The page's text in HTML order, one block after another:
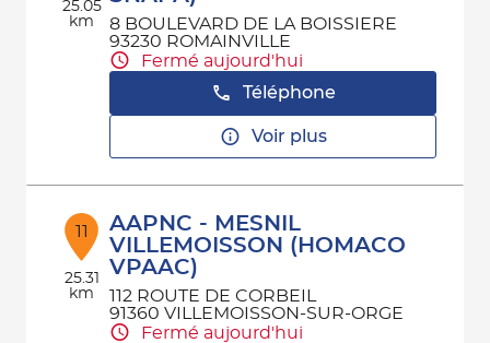
25.05
km
8 BOULEVARD DE LA BOISSIERE
93230 ROMAINVILLE
Fermé aujourd'hui
Téléphone
Voir plus
11
25.31
km
AAPNC - MESNIL
VILLEMOISSON (HOMACO
VPAAC)
112 ROUTE DE CORBEIL
91360 VILLEMOISSON-SUR-ORGE
Fermé aujourd'hui